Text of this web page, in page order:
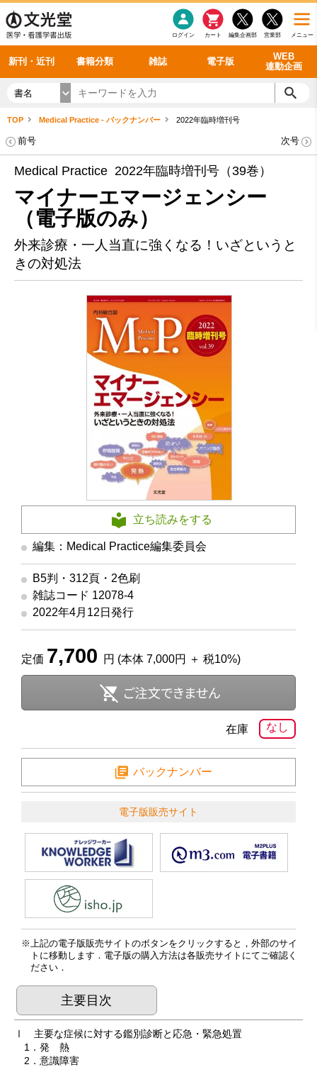
メニュー
営業部
編集企画部
カート
ログイン
新刊・近刊 書籍分類 雑誌 電子版
WEB
連動企画
感染症 老年医学
看護・介護
呼吸器
循環器
シリーズ一覧
雑誌投稿規定
理学療法
雑誌案内・年間購読 最新号 バックナンバー
電子書籍
電子雑誌
書籍「データに基づく臨床動作分析」WEB動画
書籍「眼手術学」WEB動画
書籍「神経症候学 II 改訂第二版」 WEB動画
新刊一覧
今後の発行予定
書名
TOP Medical Practice - バックナンバー 2022年臨時増刊号
前号 次号
Medical Practice 2022年臨時増刊号（39巻）
マイナーエマージェンシー
（電子版のみ）
外来診療・一人当直に強くなる！いざというと
きの対処法
立ち読みをする
編集：Medical Practice編集委員会
B5判・312頁・2色刷
雑誌コード 12078-4
2022年4月12日発行
定価 7,700 円 (本体 7,000円 ＋ 税10%)
なし
在庫
バックナンバー
電子版販売サイト
上記の電子版販売サイトのボタンをクリックすると，外部のサイ
トに移動します．電子版の購入方法は各販売サイトにてご確認く
ださい．
主要目次
Ⅰ 主要な症候に対する鑑別診断と応急・緊急処置
1．発 熱
2．意識障害